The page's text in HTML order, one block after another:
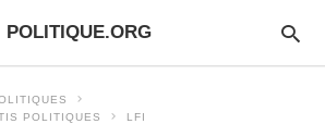
POLITIQUE.ORG
POLITIQUES
LFI